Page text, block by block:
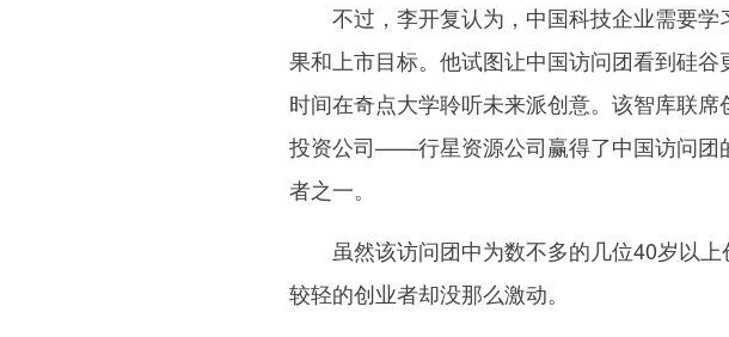
不过，李开复认为，中国科技企业需要学
果和上市目标。他试图让中国访问团看到硅
时间在奇点大学聆听未来派创意。该智库联
投资公司——行星资源公司赢得了中国访问团
者之一。
虽然该访问团中为数不多的几位40岁以上
较轻的创业者却没那么激动。